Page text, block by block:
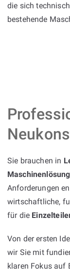
die sich
bestehende
Sie brauchen in
Maschinenlösung
Anforderungen
wirtschaftliche,
für die
Von der ersten
wir Sie mit
klaren Fokus auf